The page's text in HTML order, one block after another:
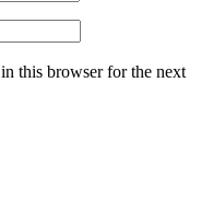
this browser for the next